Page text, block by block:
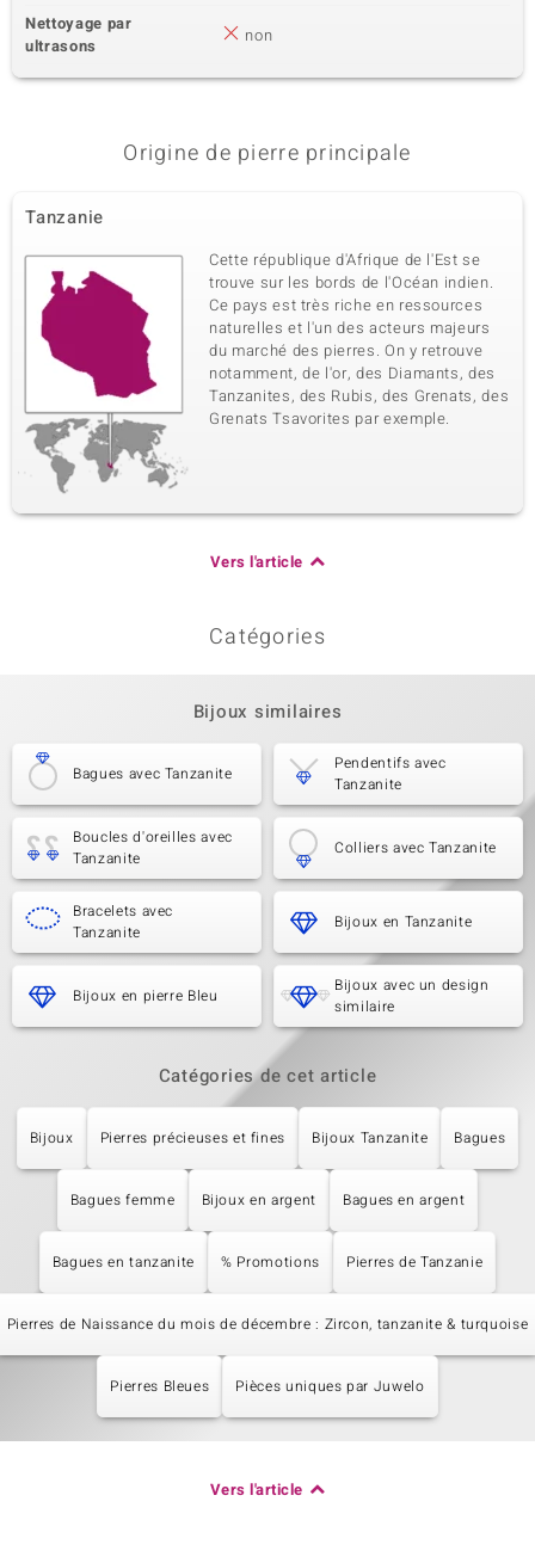
Nettoyage par
ultrasons
non
Origine de pierre principale
Tanzanie
Cette république d'Afrique de l'Est se
trouve sur les bords de l'Océan indien.
Ce pays est très riche en ressources
naturelles et l'un des acteurs majeurs
du marché des pierres. On y retrouve
notamment, de l'or, des Diamants, des
Tanzanites, des Rubis, des Grenats, des
Grenats Tsavorites par exemple.
Vers l'article
Catégories
Bijoux similaires
Bagues avec Tanzanite
Pendentifs avec
Tanzanite
Boucles d'oreilles avec
Tanzanite
Colliers avec Tanzanite
Bracelets avec
Tanzanite
Bijoux en Tanzanite
Bijoux en pierre Bleu
Bijoux avec un design
similaire
Catégories de cet article
Bijoux Pierres précieuses et fines Bijoux Tanzanite Bagues
Bagues femme Bijoux en argent Bagues en argent
Bagues en tanzanite % Promotions Pierres de Tanzanie
Pierres de Naissance du mois de décembre : Zircon, tanzanite & turquoise
Pierres Bleues Pièces uniques par Juwelo
Vers l'article